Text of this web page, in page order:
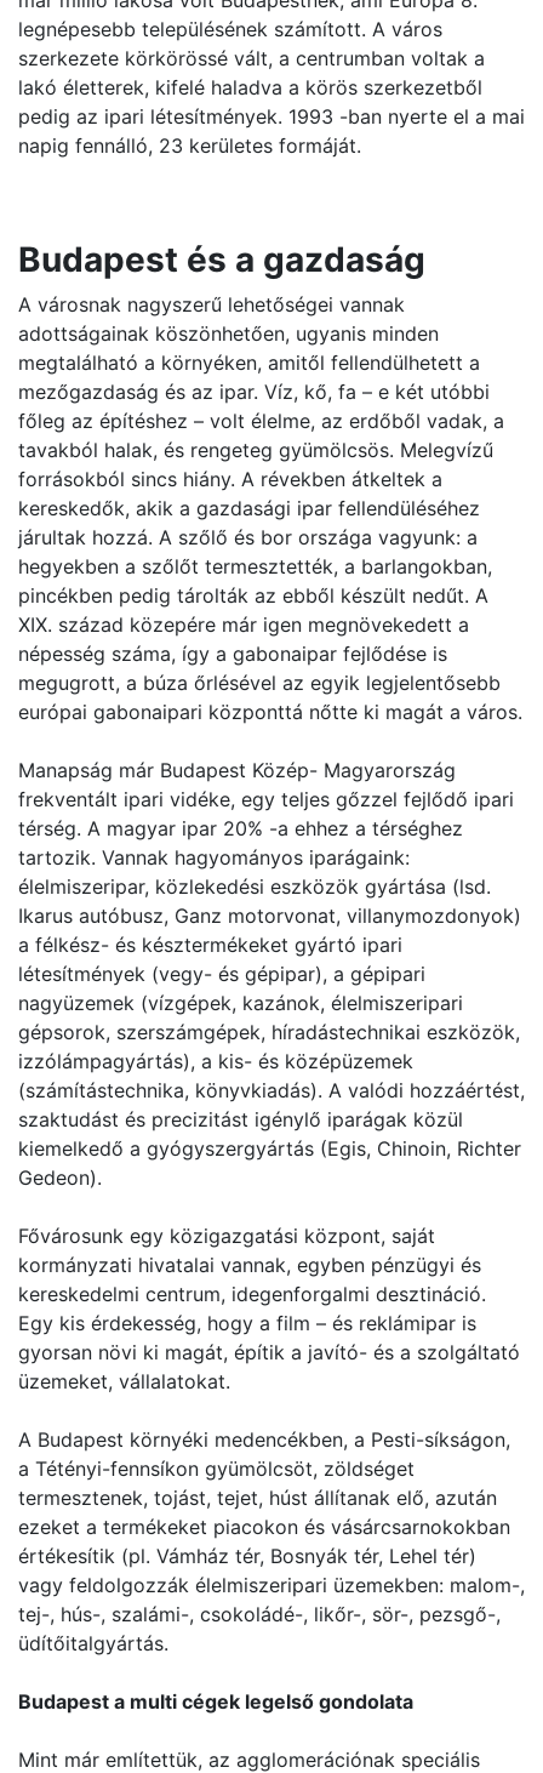
legnépesebb településének számított. A város
szerkezete körkörössé vált, a centrumban voltak a
lakó életterek, kifelé haladva a körös szerkezetből
pedig az ipari létesítmények. 1993 -ban nyerte el a mai
napig fennálló, 23 kerületes formáját.
Budapest és a gazdaság
A városnak nagyszerű lehetőségei vannak
adottságainak köszönhetően, ugyanis minden
megtalálható a környéken, amitől fellendülhetett a
mezőgazdaság és az ipar. Víz, kő, fa – e két utóbbi
főleg az építéshez – volt élelme, az erdőből vadak, a
tavakból halak, és rengeteg gyümölcsös. Melegvízű
forrásokból sincs hiány. A révekben átkeltek a
kereskedők, akik a gazdasági ipar fellendüléséhez
járultak hozzá. A szőlő és bor országa vagyunk: a
hegyekben a szőlőt termesztették, a barlangokban,
pincékben pedig tárolták az ebből készült nedűt. A
XIX. század közepére már igen megnövekedett a
népesség száma, így a gabonaipar fejlődése is
megugrott, a búza őrlésével az egyik legjelentősebb
európai gabonaipari központtá nőtte ki magát a város.
Manapság már Budapest Közép- Magyarország
frekventált ipari vidéke, egy teljes gőzzel fejlődő ipari
térség. A magyar ipar 20% -a ehhez a térséghez
tartozik. Vannak hagyományos iparágaink:
élelmiszeripar, közlekedési eszközök gyártása (lsd.
Ikarus autóbusz, Ganz motorvonat, villanymozdonyok)
a félkész- és késztermékeket gyártó ipari
létesítmények (vegy- és gépipar), a gépipari
nagyüzemek (vízgépek, kazánok, élelmiszeripari
gépsorok, szerszámgépek, híradástechnikai eszközök,
izzólámpagyártás), a kis- és középüzemek
(számítástechnika, könyvkiadás). A valódi hozzáértést,
szaktudást és precizitást igénylő iparágak közül
kiemelkedő a gyógyszergyártás (Egis, Chinoin, Richter
Gedeon).
Fővárosunk egy közigazgatási központ, saját
kormányzati hivatalai vannak, egyben pénzügyi és
kereskedelmi centrum, idegenforgalmi desztináció.
Egy kis érdekesség, hogy a film – és reklámipar is
gyorsan növi ki magát, építik a javító- és a szolgáltató
üzemeket, vállalatokat.
A Budapest környéki medencékben, a Pesti-síkságon,
a Tétényi-fennsíkon gyümölcsöt, zöldséget
termesztenek, tojást, tejet, húst állítanak elő, azután
ezeket a termékeket piacokon és vásárcsarnokokban
értékesítik (pl. Vámház tér, Bosnyák tér, Lehel tér)
vagy feldolgozzák élelmiszeripari üzemekben: malom-,
tej-, hús-, szalámi-, csokoládé-, likőr-, sör-, pezsgő-,
üdítőitalgyártás.
Budapest a multi cégek legelső gondolata
Mint már említettük, az agglomerációnak speciális